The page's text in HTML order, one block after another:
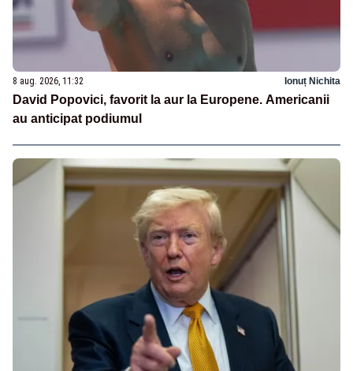
8 aug. 2026, 11:32 Ionuț Nichita
David Popovici, favorit la aur la Europene. Americanii
au anticipat podiumul